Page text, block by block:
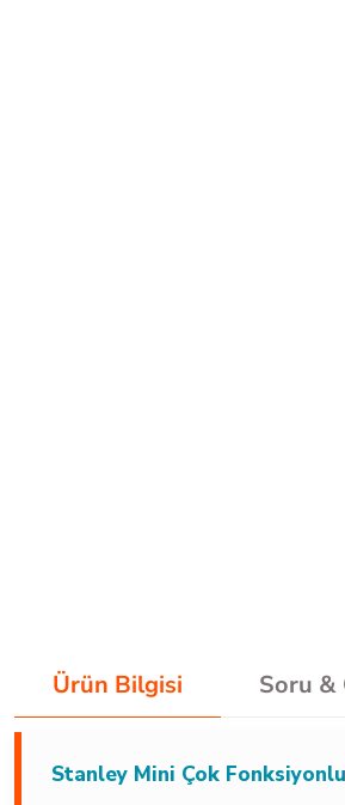
Ürün Bilgisi Soru &
Stanley Mini Çok